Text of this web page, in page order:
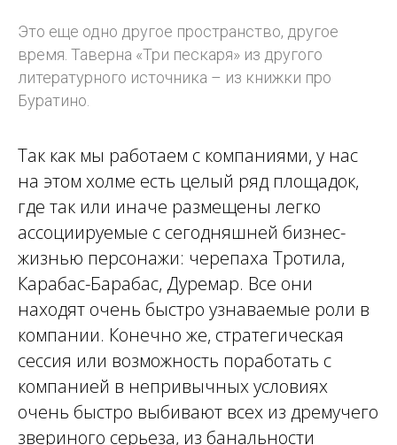
Это еще одно другое пространство, другое
время. Таверна «Три пескаря» из другого
литературного источника – из книжки про
Буратино.
Так как мы работаем с компаниями, у нас
на этом холме есть целый ряд площадок,
где так или иначе размещены легко
ассоциируемые с сегодняшней бизнес-
жизнью персонажи: черепаха Тротила,
Карабас-Барабас, Дуремар. Все они
находят очень быстро узнаваемые роли в
компании. Конечно же, стратегическая
сессия или возможность поработать с
компанией в непривычных условиях
очень быстро выбивают всех из дремучего
звериного серьеза, из банальности